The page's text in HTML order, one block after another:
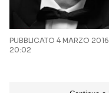
PUBBLICATO 4 MARZO 2016
20:02